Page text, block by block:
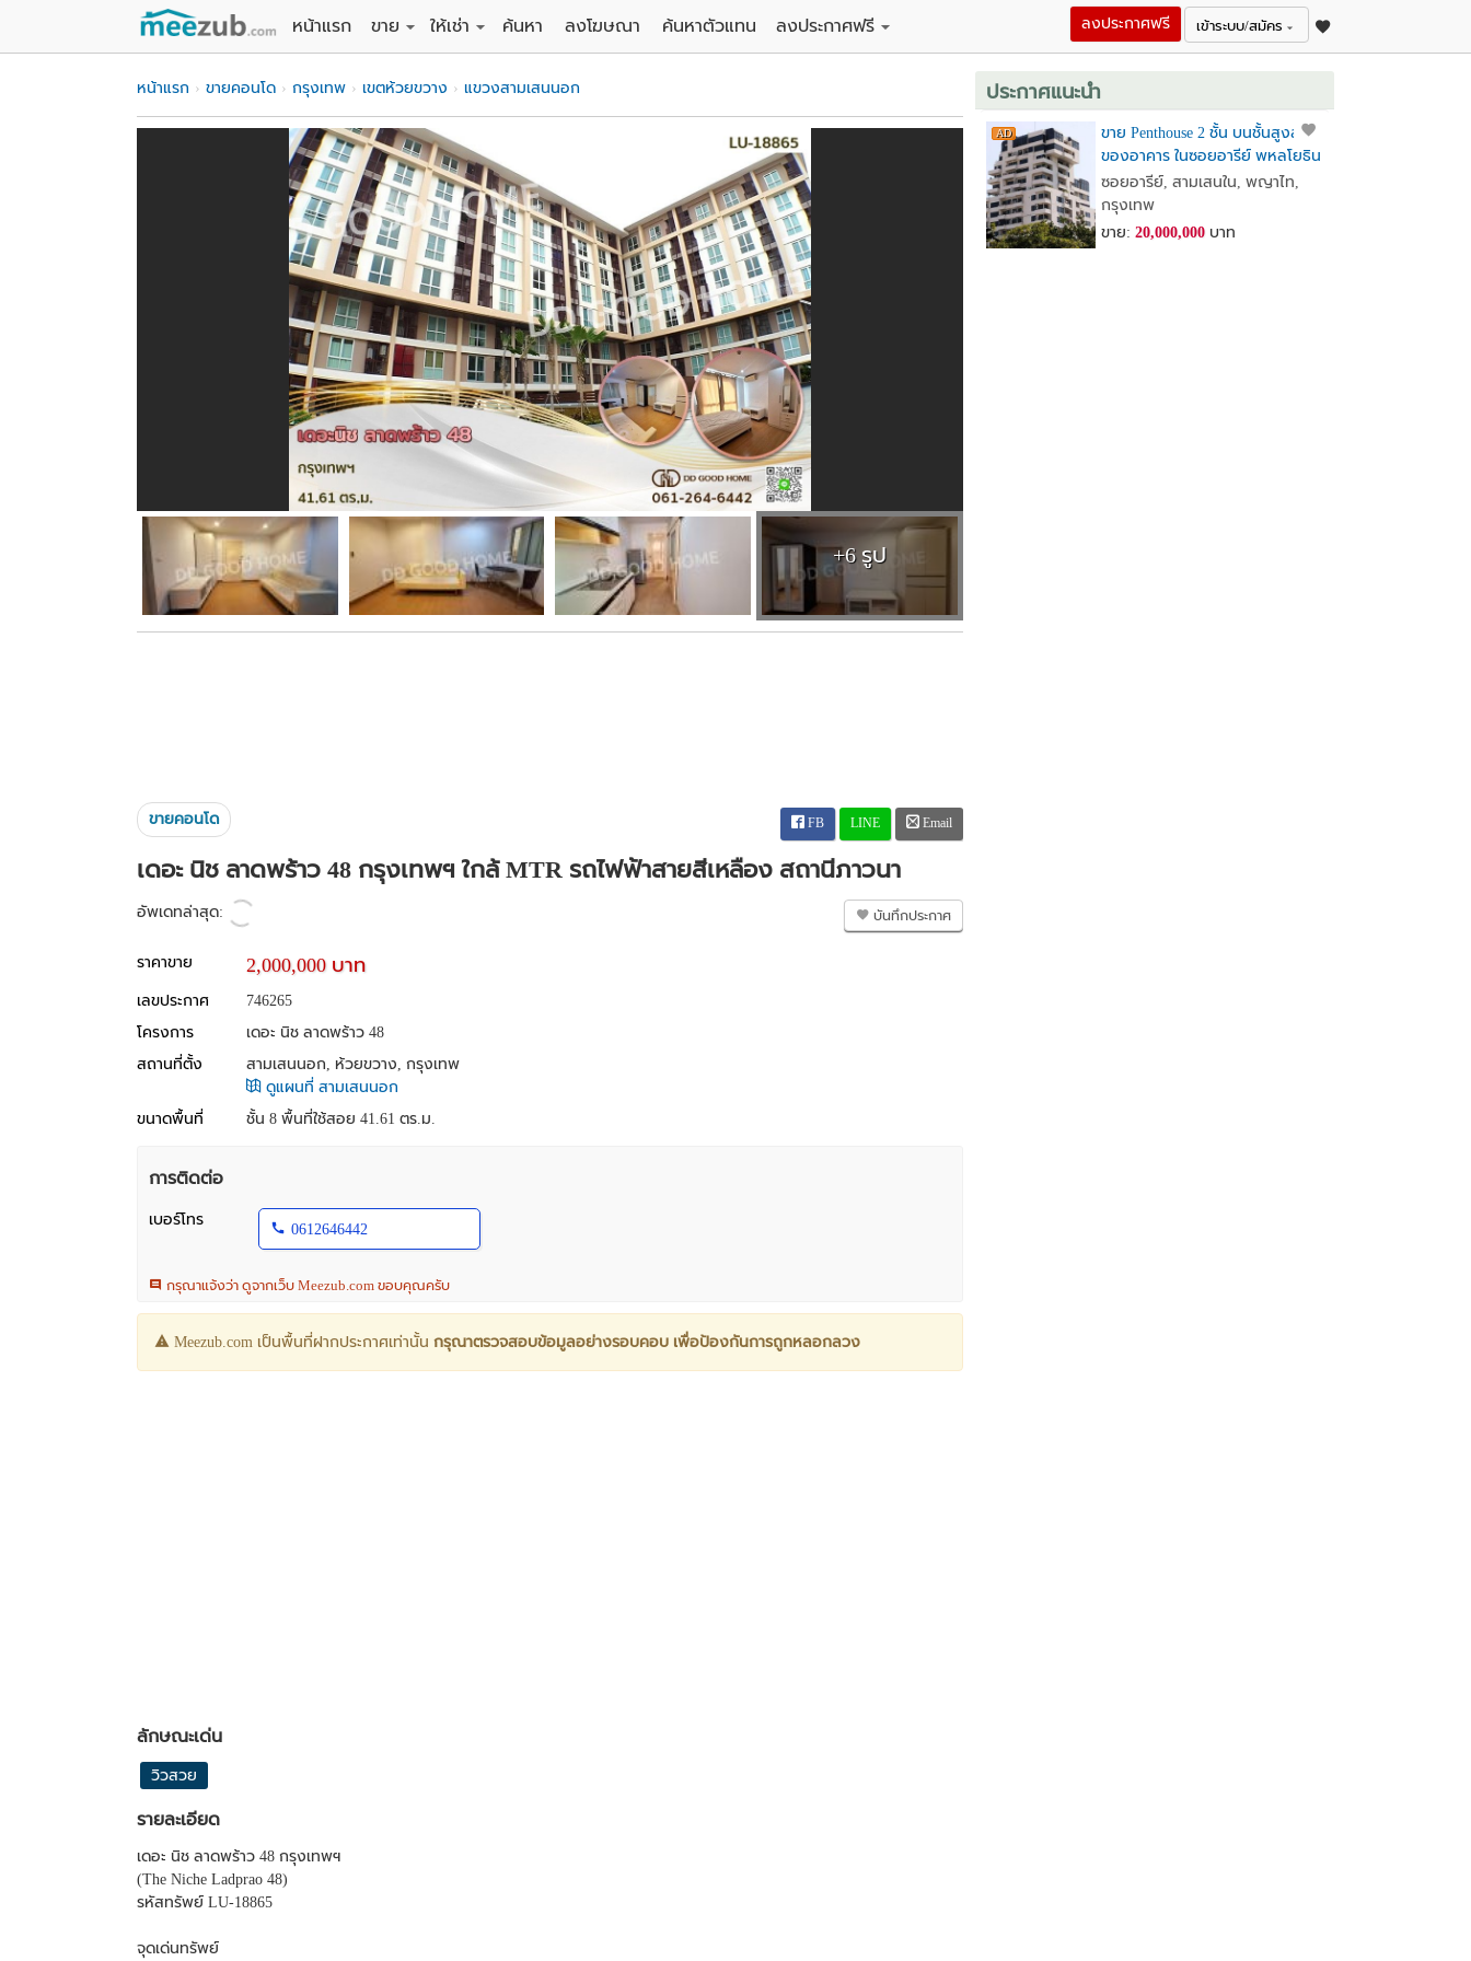
หน้าแรก
ขาย
ขายบ้าน
ขายคอนโด
ขายทาวน์เฮาส์
ขายอพาร์ทเม้นท์ / โรงแรม
ขายอาคารพาณิชย์ / สำนักงาน
ขายโรงงาน / โกดัง
ให้เช่า
ให้เช่าบ้าน
ให้เช่าคอนโด
ให้เช่าทาวน์เฮาส์
ให้เช่าอพาร์ทเม้นท์ / โรงแรม
ให้เช่าอาคารพาณิชย์ / สำนักงาน
ให้เช่าโรงงาน / โกดัง
ค้นหา ลงโฆษณา ค้นหาตัวแทน
ลงประกาศฟรี
เข้าระบบ/สมัคร
ลงประกาศฟรี
หน้าแรก ขายคอนโด กรุงเทพ เขตห้วยขวาง แขวงสามเสนนอก
+6 รูป
ขายคอนโด FB LINE Email
เดอะ นิช ลาดพร้าว 48 กรุงเทพฯ ใกล้ MTR รถไฟฟ้าสายสีเหลือง สถานีภาวนา
อัพเดทล่าสุด: บันทึกประกาศ
ราคาขาย 2,000,000 บาท
เลขประกาศ
746265
โครงการ
เดอะ นิช ลาดพร้าว 48
สถานที่ตั้ง
สามเสนนอก, ห้วยขวาง, กรุงเทพ
ดูแผนที่ สามเสนนอก
ขนาดพื้นที่
ชั้น 8 พื้นที่ใช้สอย 41.61 ตร.ม.
การติดต่อ
เบอร์โทร
0612646442
กรุณาแจ้งว่า ดูจากเว็บ Meezub.com ขอบคุณครับ
Meezub.com เป็นพื้นที่ฝากประกาศเท่านั้น กรุณาตรวจสอบข้อมูลอย่างรอบคอบ เพื่อป้องกันการถูกหลอกลวง
ลักษณะเด่น
วิวสวย
รายละเอียด
เดอะ นิช ลาดพร้าว 48 กรุงเทพฯ
(The Niche Ladprao 48)
รหัสทรัพย์ LU-18865
จุดเด่นทรัพย์
ประกาศแนะนำ
ขาย Penthouse 2 ชั้น บนชั้นสูงสุด
ของอาคาร ในซอยอารีย์ พหลโยธิน
7
ซอยอารีย์, สามเสนใน, พญาไท,
กรุงเทพ
ขาย: 20,000,000บาท